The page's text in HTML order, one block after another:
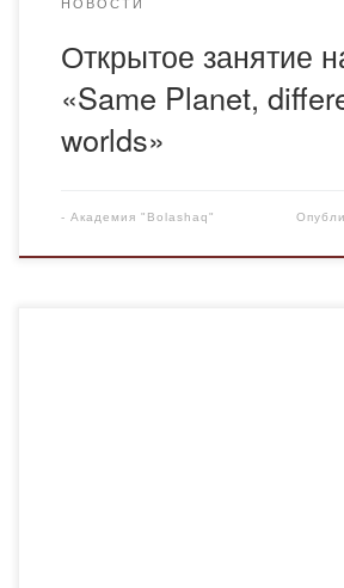
НОВОСТИ
Открытое занятие
«Same Planet,
worlds»
- Академия "Bolashaq"